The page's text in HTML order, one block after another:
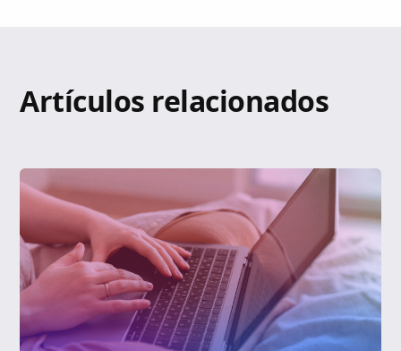
Artículos relacionados